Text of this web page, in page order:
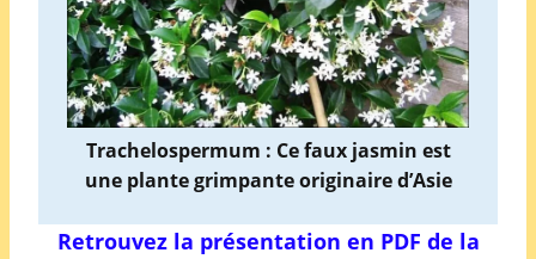
Trachelospermum : Ce faux jasmin est
une plante grimpante originaire d’Asie
Retrouvez la présentation en PDF de la